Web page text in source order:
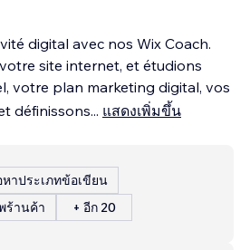
digital avec nos Wix Coach.
site internet, et étudions
votre plan marketing digital, vos
définissons... แสดงเพิ่มขึ้น
หาประเภทข้อเขียน
ร้านค้า
+ อีก 20